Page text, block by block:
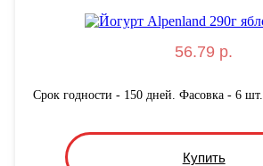
56.79 р.
Срок годности - 150 дней. Фасовка - 6 шт.
Купить